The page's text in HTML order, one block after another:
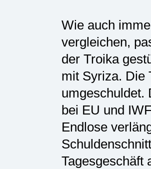
Wie auch
vergleichen,
der Troika
mit Syriza. Die
umgeschuldet.
bei EU und
Endlose
Tagesgeschäft